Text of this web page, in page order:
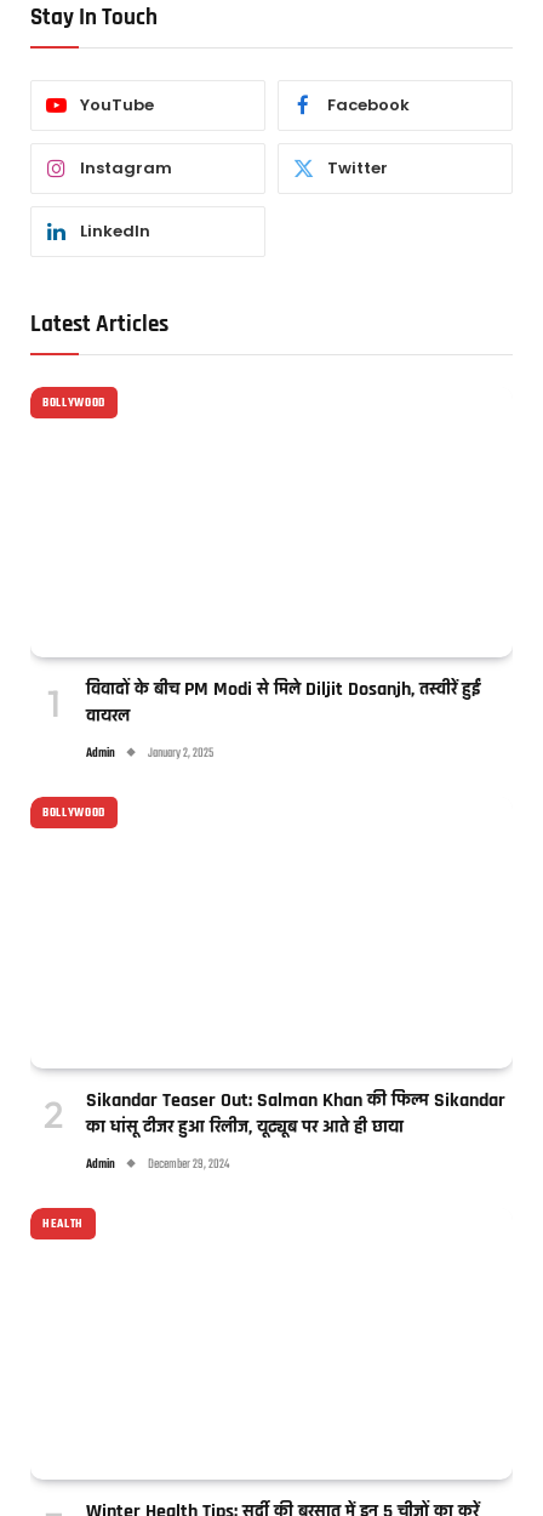
Stay In Touch
YouTube Facebook
Instagram Twitter
LinkedIn
Latest Articles
BOLLYWOOD
विवादों के बीच PM Modi से मिले Diljit Dosanjh, तस्वीरें हुईं
वायरल
Admin January 2, 2025
BOLLYWOOD
Sikandar Teaser Out: Salman Khan की फिल्म Sikandar
का धांसू टीजर हुआ रिलीज, यूट्यूब पर आते ही छाया
Admin December 29, 2024
HEALTH